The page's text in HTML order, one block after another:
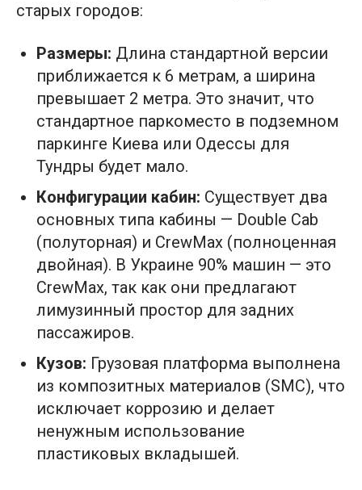
старых городов:
Размеры: Длина стандартной версии
приближается к 6 метрам, а ширина
превышает 2 метра. Это значит, что
стандартное паркоместо в подземном
паркинге Киева или Одессы для
Тундры будет мало.
Конфигурации кабин: Существует два
основных типа кабины — Double Cab
(полуторная) и CrewMax (полноценная
двойная). В Украине 90% машин — это
CrewMax, так как они предлагают
лимузинный простор для задних
пассажиров.
Кузов: Грузовая платформа выполнена
из композитных материалов (SMC), что
исключает коррозию и делает
ненужным использование
пластиковых вкладышей.